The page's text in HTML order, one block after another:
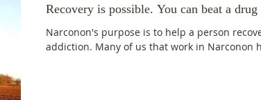
Recovery is possible. You can beat a
Narconon's purpose is to help a person
addiction. Many of us that work in Narconon